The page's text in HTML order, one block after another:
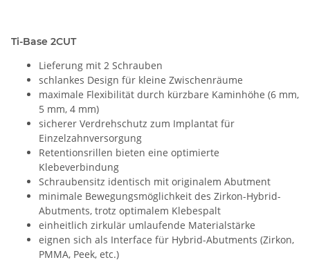
Ti-Base 2CUT
Lieferung mit 2 Schrauben
schlankes Design für kleine Zwischenräume
maximale Flexibilität durch kürzbare Kaminhöhe (6 mm,
5 mm, 4 mm)
sicherer Verdrehschutz zum Implantat für
Einzelzahnversorgung
Retentionsrillen bieten eine optimierte
Klebeverbindung
Schraubensitz identisch mit originalem Abutment
minimale Bewegungsmöglichkeit des Zirkon-Hybrid-
Abutments, trotz optimalem Klebespalt
einheitlich zirkulär umlaufende Materialstärke
eignen sich als Interface für Hybrid-Abutments (Zirkon,
PMMA, Peek, etc.)